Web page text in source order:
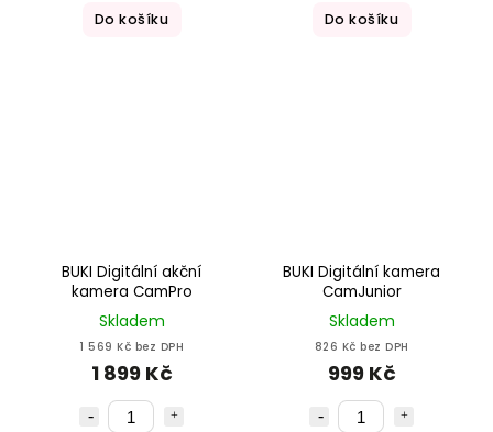
Do košíku Do košíku
BUKI Digitální akční
kamera CamPro
Skladem
1 569 Kč bez DPH
1 899 Kč
BUKI Digitální kamera
CamJunior
Skladem
826 Kč bez DPH
999 Kč